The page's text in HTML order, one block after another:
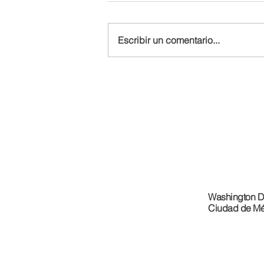
Escribir un comentario...
Washington
Ciudad de